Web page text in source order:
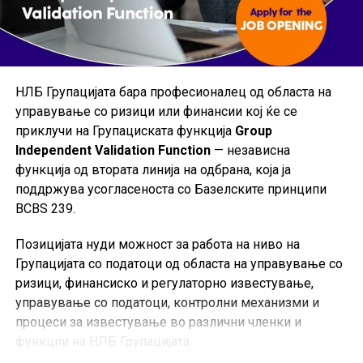
работно искуство во областа на проценување
на недвижен имот ќе се смета за предност;
солидно познавање на англиски јазик;
одлично познавање на MS Office пакетот и
работа со компјутери;
возачка дозвола „Б“ категорија и активно
возачко искуство.
Избраниот кандидат треба да ги поседува
следните
самостојност, одговорност и
самоиницијативност;
способност за тимска работа во динамично
работно окружување;
НЛБ Групацијата бара професионалец од областа на
управување со ризици или финансии кој ќе се
приклучи на Групациската функција Group
Independent Validation Function— независна
функција од втората линија на одбрана, која ја
поддржува усогласеноста со Базелските принципи
BCBS 239.
Позицијата нуди можност за работа на ниво на
Групацијата со податоци од областа на управување со
ризици, финансиско и регулаторно известување,
управување со податоци, контролни механизми и
процеси за известување во различни членки и
функции на НЛБ Групацијата.